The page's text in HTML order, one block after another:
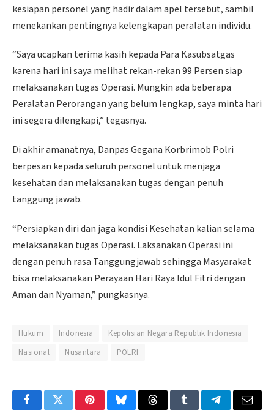
kesiapan personel yang hadir dalam apel tersebut, sambil
menekankan pentingnya kelengkapan peralatan individu.
“Saya ucapkan terima kasih kepada Para Kasubsatgas
karena hari ini saya melihat rekan-rekan 99 Persen siap
melaksanakan tugas Operasi. Mungkin ada beberapa
Peralatan Perorangan yang belum lengkap, saya minta hari
ini segera dilengkapi,” tegasnya.
Di akhir amanatnya, Danpas Gegana Korbrimob Polri
berpesan kepada seluruh personel untuk menjaga
kesehatan dan melaksanakan tugas dengan penuh
tanggung jawab.
“Persiapkan diri dan jaga kondisi Kesehatan kalian selama
melaksanakan tugas Operasi. Laksanakan Operasi ini
dengan penuh rasa Tanggungjawab sehingga Masyarakat
bisa melaksanakan Perayaan Hari Raya Idul Fitri dengan
Aman dan Nyaman,” pungkasnya.
Hukum Indonesia
Kepolisian Negara Republik Indonesia
Nasional
Nusantara POLRI
FacebookTwitterPinterestBlueskyThreadsTumblrTelegramEmail